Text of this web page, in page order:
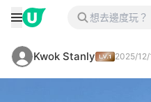
Kwok Stanly 2025/12/